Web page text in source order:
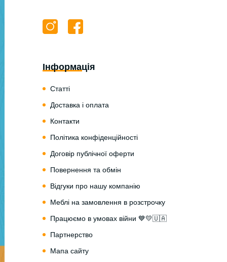
Інформація
Статті
Доставка і оплата
Контакти
Політика конфіденційності
Договір публічної оферти
Повернення та обмін
Відгуки про нашу компанію
Меблі на замовлення в розстрочку
Працюємо в умовах війни 💙💛🇺🇦
Партнерство
Мапа сайту